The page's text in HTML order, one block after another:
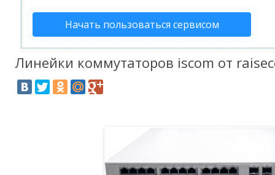
Начать пользоваться сервисом
Линейки коммутаторов iscom от